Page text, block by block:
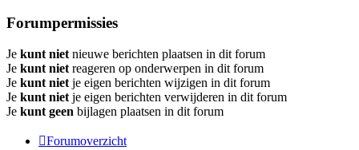
Forumpermissies
Je kunt niet nieuwe berichten plaatsen in dit forum
Je kunt niet reageren op onderwerpen in dit forum
Je kunt niet je eigen berichten wijzigen in dit forum
Je kunt niet je eigen berichten verwijderen in dit forum
Je kunt geen bijlagen plaatsen in dit forum
Forumoverzicht